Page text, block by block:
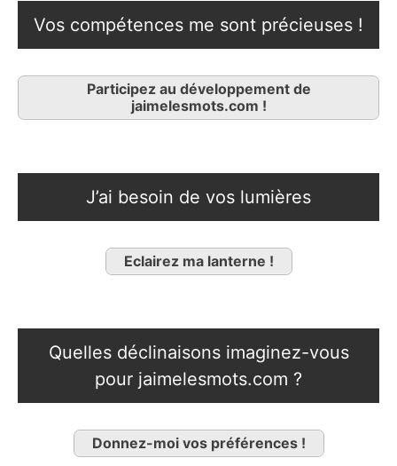
Vos compétences me sont précieuses !
Participez au développement de
jaimelesmots.com !
J’ai besoin de vos lumières
Eclairez ma lanterne !
Quelles déclinaisons imaginez-vous
pour jaimelesmots.com ?
Donnez-moi vos préférences !